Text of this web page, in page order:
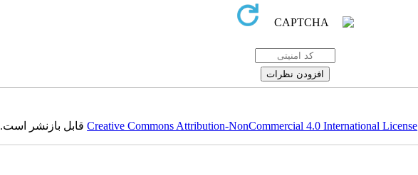
Creative Commons Attribution-NonCommercial 4.0 International Licenseقابل بازنشر است.